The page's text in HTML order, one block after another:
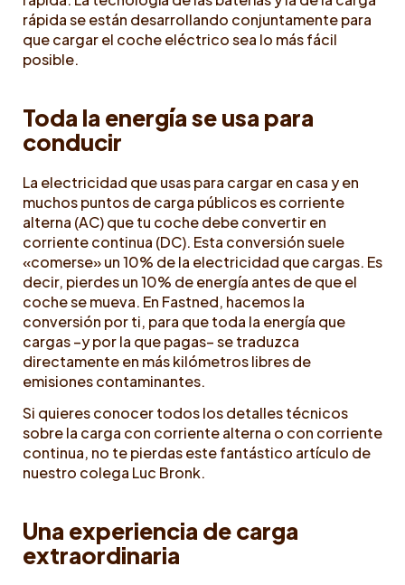
rápida se están desarrollando conjuntamente para
que cargar el coche eléctrico sea lo más fácil
posible.
Toda la energía se usa para
conducir
La electricidad que usas para cargar en casa y en
muchos puntos de carga públicos es corriente
alterna (AC) que tu coche debe convertir en
corriente continua (DC). Esta conversión suele
«comerse» un 10% de la electricidad que cargas. Es
decir, pierdes un 10% de energía antes de que el
coche se mueva. En Fastned, hacemos la
conversión por ti, para que toda la energía que
cargas –y por la que pagas– se traduzca
directamente en más kilómetros libres de
emisiones contaminantes.
Si quieres conocer todos los detalles técnicos
sobre la carga con corriente alterna o con corriente
continua, no te pierdas este fantástico artículo de
nuestro colega Luc Bronk.
Una experiencia de carga
extraordinaria